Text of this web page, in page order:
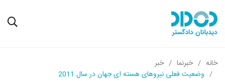
خانه خبرنما
خبر
وضعیت فعلی نیروهای هسته ای جهان در سال 2011